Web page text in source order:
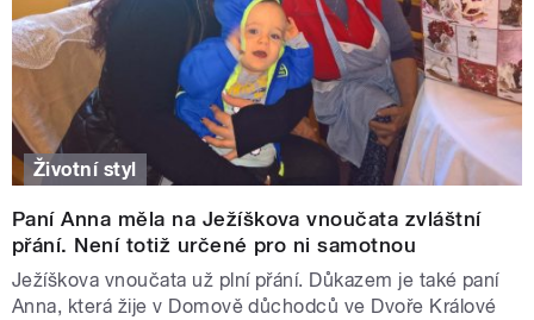
Životní styl
Paní Anna měla na Ježíškova vnoučata zvláštní
přání. Není totiž určené pro ni samotnou
Ježíškova vnoučata už plní přání. Důkazem je také paní
Anna, která žije v Domově důchodců ve Dvoře Králové